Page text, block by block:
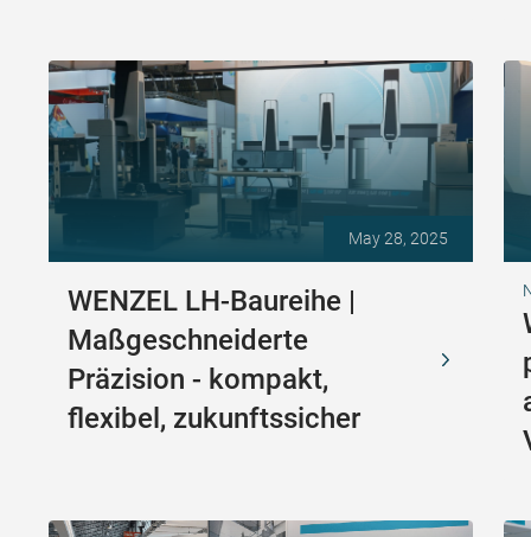
May 28, 2025
WENZEL LH-Baureihe |
Maßgeschneiderte
Präzision - kompakt,
flexibel, zukunftssicher